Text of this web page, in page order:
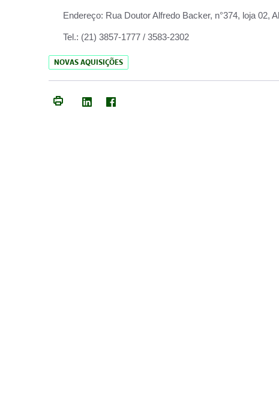
Endereço: Rua Doutor Alfredo Backer, n°374, loja 02,
Tel.: (21) 3857-1777 / 3583-2302
NOVAS AQUISIÇÕES